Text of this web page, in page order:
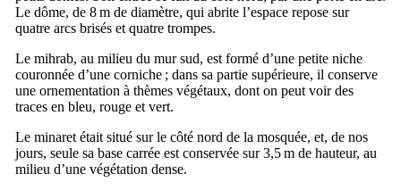
Le dôme, de 8 m de diamètre, qui abrite l’espace repose sur
quatre arcs brisés et quatre trompes.
Le mihrab, au milieu du mur sud, est formé d’une petite niche
couronnée d’une corniche ; dans sa partie supérieure, il conserve
une ornementation à thèmes végétaux, dont on peut voir des
traces en bleu, rouge et vert.
Le minaret était situé sur le côté nord de la mosquée, et, de nos
jours, seule sa base carrée est conservée sur 3,5 m de hauteur, au
milieu d’une végétation dense.